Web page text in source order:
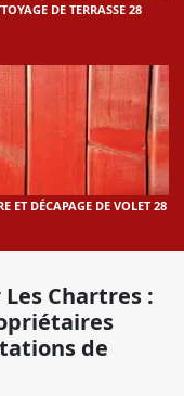
DE TERRASSE 28
ET DÉCAPAGE DE VOLET 28
Chartres :
de